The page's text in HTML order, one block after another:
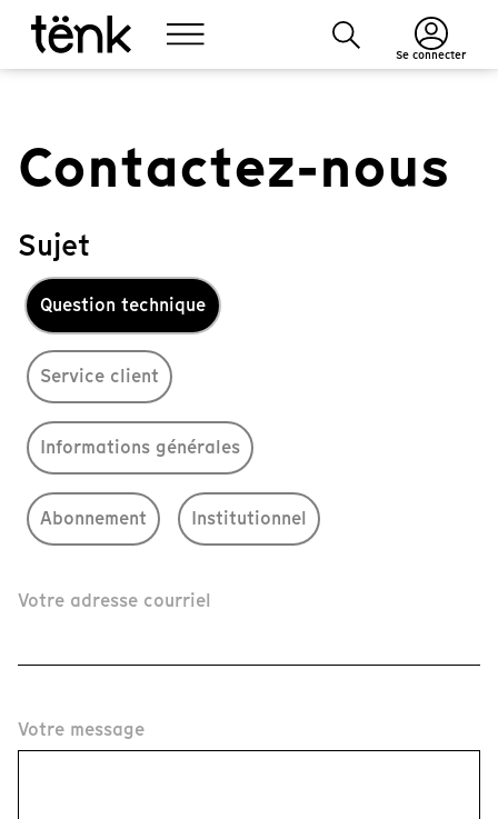
Se connecter
Contactez-nous
Sujet
Question technique
Service client
Informations générales
Abonnement Institutionnel
Votre adresse courriel
Votre message